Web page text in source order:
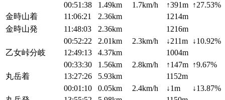
00:51:38
1.49km 1.7km/h ↑391m ↑27.53%
金時山着
11:06:21 2.36km
1214m
金時山発
11:48:03 2.36km
1216m
00:52:22
2.01km 2.3km/h ↓211m
↓10.92%
乙女峠分岐
12:49:13 4.37km
1004m
00:33:30
1.56km 2.8km/h ↑147m ↑9.67%
丸岳着
13:27:26 5.93km
1152m
00:01:10
0.05km 2.4km/h ↓1m
↓13.87%